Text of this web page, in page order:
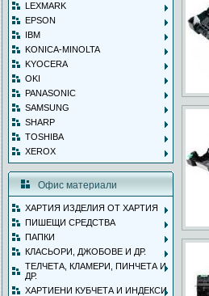
LEXMARK
EPSON
IBM
KONICA-MINOLTA
KYOCERA
OKI
PANASONIC
SAMSUNG
SHARP
TOSHIBA
XEROX
Офис материали
ХАРТИЯ ИЗДЕЛИЯ ОТ ХАРТИЯ
ПИШЕЩИ СРЕДСТВА
ПАПКИ
КЛАСЬОРИ, ДЖОБОВЕ И ДР.
ТЕЛЧЕТА, КЛАМЕРИ, ПИНЧЕТА И
ДР.
ХАРТИЕНИ КУБЧЕТА И ИНДЕКСИ